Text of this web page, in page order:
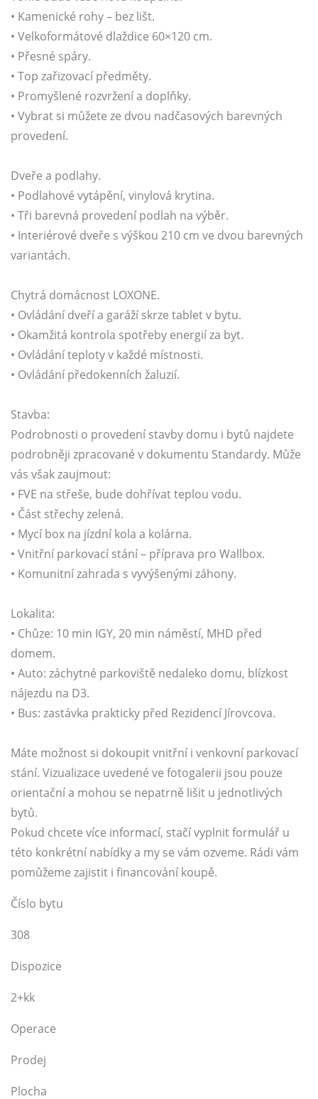
• Kamenické rohy – bez lišt.
• Velkoformátové dlaždice 60×120 cm.
• Přesné spáry.
• Top zařizovací předměty.
• Promyšlené rozvržení a doplňky.
• Vybrat si můžete ze dvou nadčasových barevných
provedení.
Dveře a podlahy.
• Podlahové vytápění, vinylová krytina.
• Tři barevná provedení podlah na výběr.
• Interiérové dveře s výškou 210 cm ve dvou barevných
variantách.
Chytrá domácnost LOXONE.
• Ovládání dveří a garáží skrze tablet v bytu.
• Okamžitá kontrola spotřeby energií za byt.
• Ovládání teploty v každé místnosti.
• Ovládání předokenních žaluzií.
Stavba:
Podrobnosti o provedení stavby domu i bytů najdete
podrobněji zpracované v dokumentu Standardy. Může
vás však zaujmout:
• FVE na střeše, bude dohřívat teplou vodu.
• Část střechy zelená.
• Mycí box na jízdní kola a kolárna.
• Vnitřní parkovací stání – příprava pro Wallbox.
• Komunitní zahrada s vyvýšenými záhony.
Lokalita:
• Chůze: 10 min IGY, 20 min náměstí, MHD před
domem.
• Auto: záchytné parkoviště nedaleko domu, blízkost
nájezdu na D3.
• Bus: zastávka prakticky před Rezidencí Jírovcova.
Máte možnost si dokoupit vnitřní i venkovní parkovací
stání. Vizualizace uvedené ve fotogalerii jsou pouze
orientační a mohou se nepatrně lišit u jednotlivých
bytů.
Pokud chcete více informací, stačí vyplnit formulář u
této konkrétní nabídky a my se vám ozveme. Rádi vám
pomůžeme zajistit i financování koupě.
Číslo bytu
308
Dispozice
2+kk
Operace
Prodej
Plocha